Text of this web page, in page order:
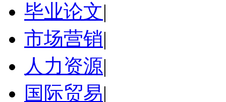
毕业论文|
市场营销|
人力资源|
国际贸易|